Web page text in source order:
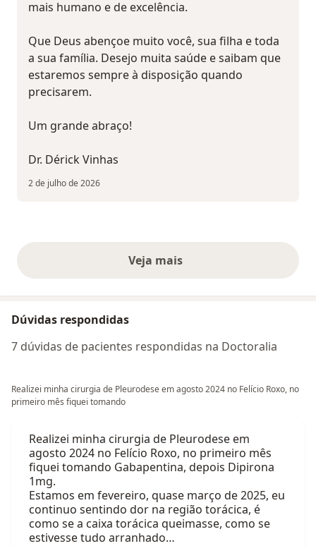
mais humano e de excelência.
Que Deus abençoe muito você, sua filha e toda
a sua família. Desejo muita saúde e saibam que
estaremos sempre à disposição quando
precisarem.
Um grande abraço!
Dr. Dérick Vinhas
2 de julho de 2026
Veja maisopiniões acima
Dúvidas respondidas
7 dúvidas de pacientes respondidas na Doctoralia
Realizei minha cirurgia de Pleurodese em agosto 2024 no Felício Roxo, no
primeiro mês fiquei tomando
Realizei minha cirurgia de Pleurodese em
agosto 2024 no Felício Roxo, no primeiro mês
fiquei tomando Gabapentina, depois Dipirona
1mg.
Estamos em fevereiro, quase março de 2025, eu
continuo sentindo dor na região torácica, é
como se a caixa torácica queimasse, como se
estivesse tudo arranhado…